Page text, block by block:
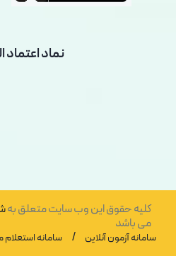
نماد اعتماد
کلیه حقوق این وب سایت متعلق به
می باشد
سامانه آزمون آنلاین / سامانه استعلام